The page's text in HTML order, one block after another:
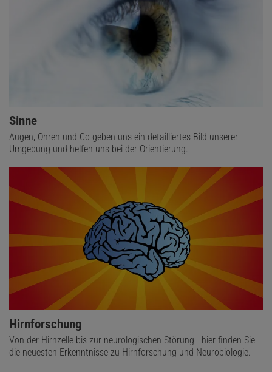
Sinne
Augen, Ohren und Co geben uns ein detailliertes Bild unserer
Umgebung und helfen uns bei der Orientierung.
Hirnforschung
Von der Hirnzelle bis zur neurologischen Störung - hier finden Sie
die neuesten Erkenntnisse zu Hirnforschung und Neurobiologie.